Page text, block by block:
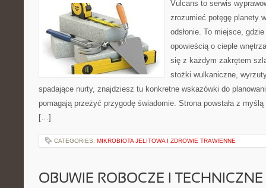
Vulcans to serwis
zrozumieć potęgę planety
odsłonie. To miejsce,
opowieścią o cieple
się z każdym zakrętem
stożki wulkaniczne,
spadające nurty, znajdziesz tu konkretne wskazówki do
pomagają przeżyć przygodę świadomie. Strona powstała z
[…]
CATEGORIES: MIKROBIOTA JELITOWA I ZDROWIE TRAWIENNE
OBUWIE ROBOCZE I TECHNICZNE